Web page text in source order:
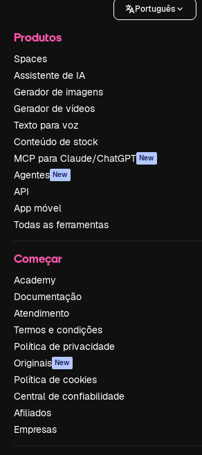
Português
Produtos
Spaces
Assistente de IA
Gerador de imagens
Gerador de vídeos
Texto para voz
Conteúdo de stock
MCP para Claude/ChatGPT New
Agentes New
API
App móvel
Todas as ferramentas
Começar
Academy
Documentação
Atendimento
Termos e condições
Política de privacidade
Originais New
Política de cookies
Central de confiabilidade
Afiliados
Empresas